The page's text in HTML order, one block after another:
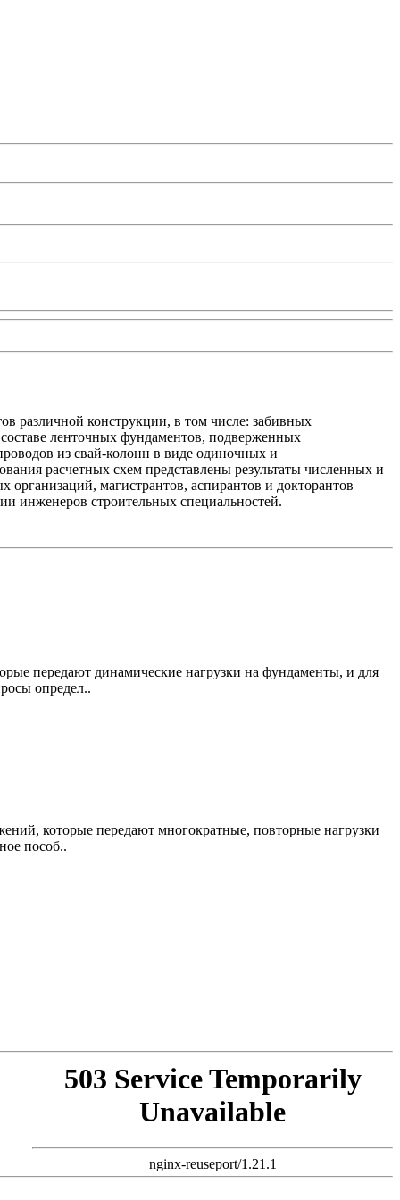
различной конструкции, в том числе: забивных
ленточных фундаментов, подверженных
из свай-колонн в виде одиночных и
расчетных схем представлены результаты численных и
магистрантов, аспирантов и докторантов
инженеров строительных специальностей.
передают динамические нагрузки на фундаменты, и для
определ..
которые передают многократные, повторные нагрузки
пособ..